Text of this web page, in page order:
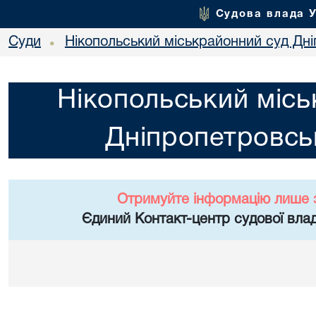
Судова влада
Суди • Нікопольський міськрайонний суд
Нікопольський
Отримуйте інформацію лише
Єдиний Контакт-центр судової